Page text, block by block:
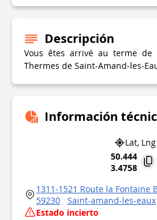
Descripción
Vous êtes arrivé au terme
Thermes de Saint-Amand-les-
Información
Lat, Lng
50.444
3.4758
1311-1521 Route la Fontaine
59230
Saint-amand-les-eaux
Estado incierto